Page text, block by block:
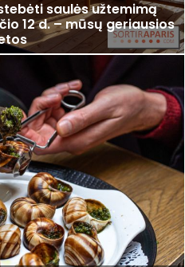
saulės užtemimą
12 d. – mūsų geriausios